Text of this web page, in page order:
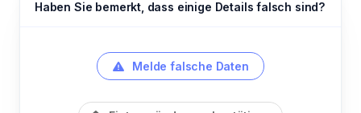
Haben Sie bemerkt, dass einige Details falsch sind?
Melde falsche Daten